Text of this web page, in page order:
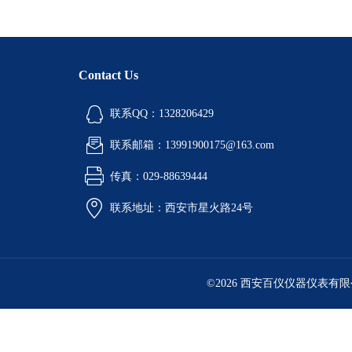
Contact Us
联系QQ：1328206429
联系邮箱：13991900175@163.com
传真：029-88639444
联系地址：西安市星火路24号
©2026 西安百仪仪器仪表有